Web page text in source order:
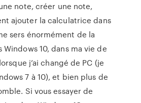
note, créer une note,
ajouter la calculatrice dans
sers énormément de la
10, dans ma vie de
j’ai changé de PC (je
7 à 10), et bien plus de
Si vous essayer de